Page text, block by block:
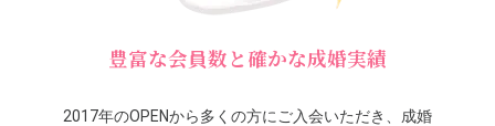
豊富な会員数と確かな成婚実績
2017年のOPENから多くの方にご入会いただき、成婚